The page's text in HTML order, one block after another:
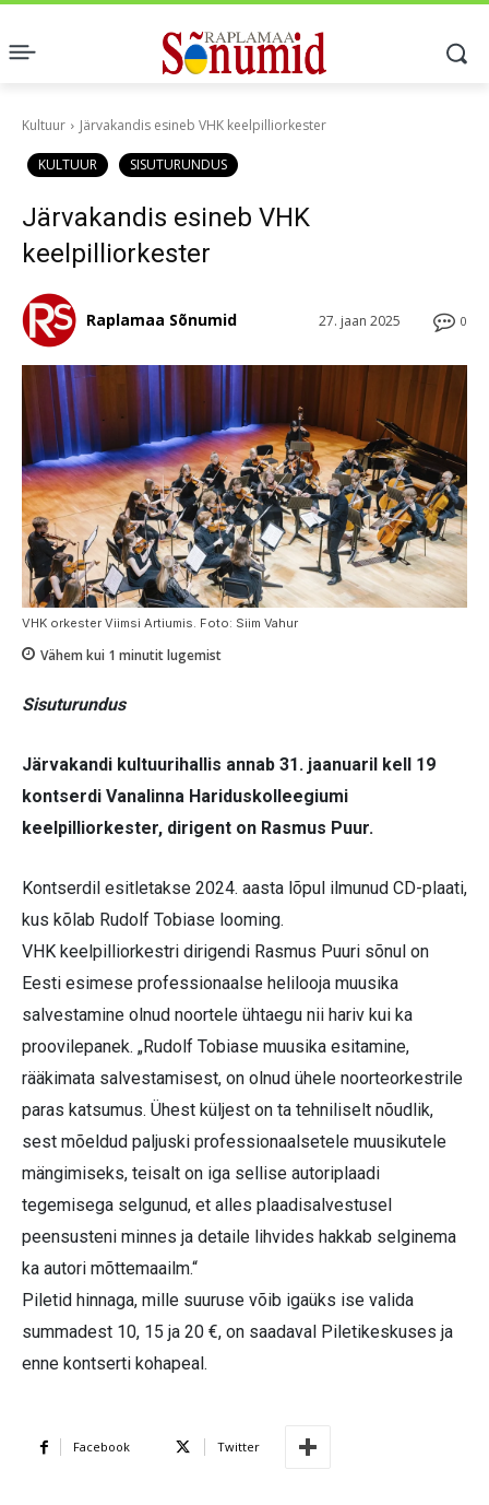
Kultuur Järvakandis esineb VHK keelpilliorkester
KULTUUR SISUTURUNDUS
Järvakandis esineb VHK
keelpilliorkester
0
27. jaan 2025
Raplamaa Sõnumid
VHK orkester Viimsi Artiumis. Foto: Siim Vahur
Vähem kui 1 minutit lugemist
Sisuturundus
Järvakandi kultuurihallis annab 31. jaanuaril kell 19
kontserdi Vanalinna Hariduskolleegiumi
keelpilliorkester, dirigent on Rasmus Puur.
Kontserdil esitletakse 2024. aasta lõpul ilmunud CD-plaati,
kus kõlab Rudolf Tobiase looming.
VHK keelpilliorkestri dirigendi Rasmus Puuri sõnul on
Eesti esimese professionaalse helilooja muusika
salvestamine olnud noortele ühtaegu nii hariv kui ka
proovilepanek. „Rudolf Tobiase muusika esitamine,
rääkimata salvestamisest, on olnud ühele noorteorkestrile
paras katsumus. Ühest küljest on ta tehniliselt nõudlik,
sest mõeldud paljuski professionaalsetele muusikutele
mängimiseks, teisalt on iga sellise autoriplaadi
tegemisega selgunud, et alles plaadisalvestusel
peensusteni minnes ja detaile lihvides hakkab selginema
ka autori mõttemaailm.“
Piletid hinnaga, mille suuruse võib igaüks ise valida
summadest 10, 15 ja 20 €, on saadaval Piletikeskuses ja
enne kontserti kohapeal.
Facebook Twitter